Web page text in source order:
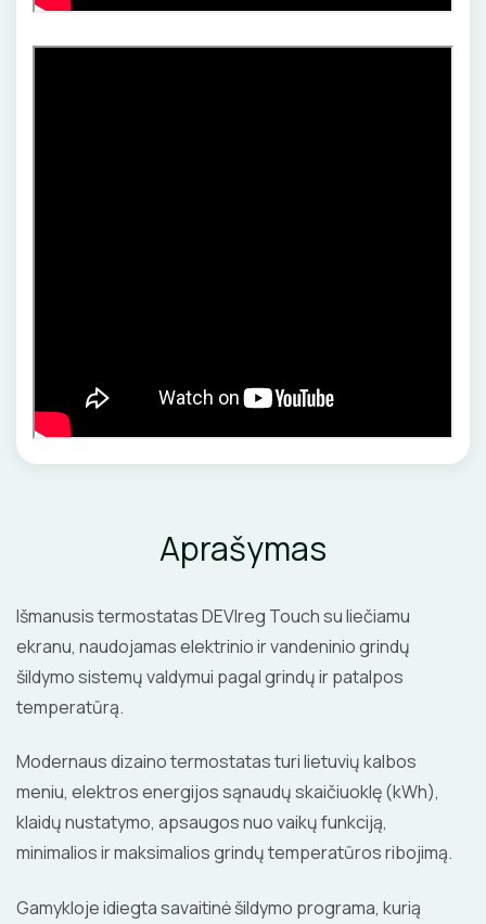
Aprašymas
Išmanusis termostatas DEVIreg Touch su liečiamu
ekranu, naudojamas elektrinio ir vandeninio grindų
šildymo sistemų valdymui pagal grindų ir patalpos
temperatūrą.
Modernaus dizaino termostatas turi lietuvių kalbos
meniu, elektros energijos sąnaudų skaičiuoklę (kWh),
klaidų nustatymo, apsaugos nuo vaikų funkciją,
minimalios ir maksimalios grindų temperatūros ribojimą.
Gamykloje idiegta savaitinė šildymo programa, kurią